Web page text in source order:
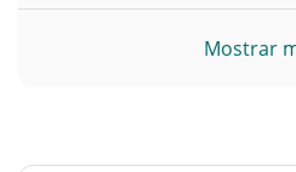
Volume / Limite de
Mostrar